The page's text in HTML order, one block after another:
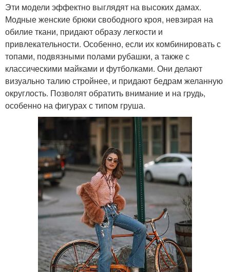
Эти модели эффектно выглядят на высоких дамах.
Модные женские брюки свободного кроя, невзирая на
обилие ткани, придают образу легкости и
привлекательности. Особенно, если их комбинировать с
топами, подвязными полами рубашки, а также с
классическими майками и футболками. Они делают
визуально талию стройнее, и придают бедрам желанную
округлость. Позволят обратить внимание и на грудь,
особенно на фигурах с типом груша.